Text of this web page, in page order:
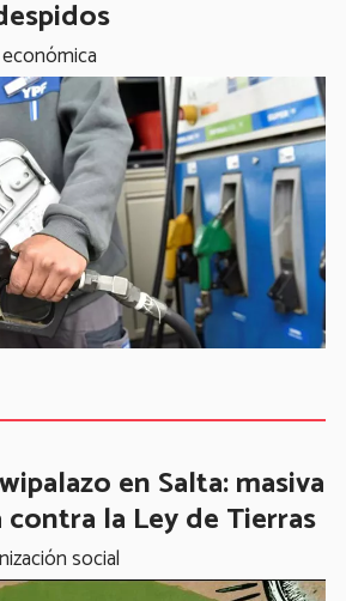
en Salta: masiva
la Ley de Tierras
social